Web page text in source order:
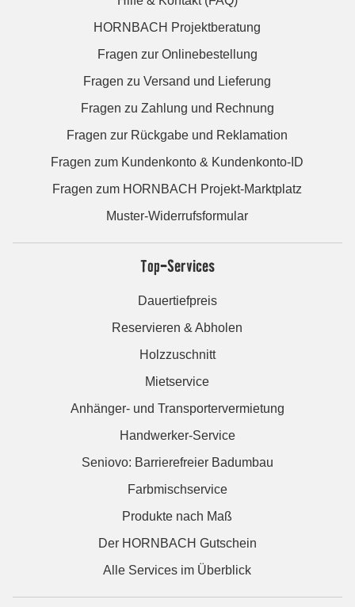
HORNBACH Projektberatung
Fragen zur Onlinebestellung
Fragen zu Versand und Lieferung
Fragen zu Zahlung und Rechnung
Fragen zur Rückgabe und Reklamation
Fragen zum Kundenkonto & Kundenkonto-ID
Fragen zum HORNBACH Projekt-Marktplatz
Muster-Widerrufsformular
Top-Services
Dauertiefpreis
Reservieren & Abholen
Holzzuschnitt
Mietservice
Anhänger- und Transportervermietung
Handwerker-Service
Seniovo: Barrierefreier Badumbau
Farbmischservice
Produkte nach Maß
Der HORNBACH Gutschein
Alle Services im Überblick